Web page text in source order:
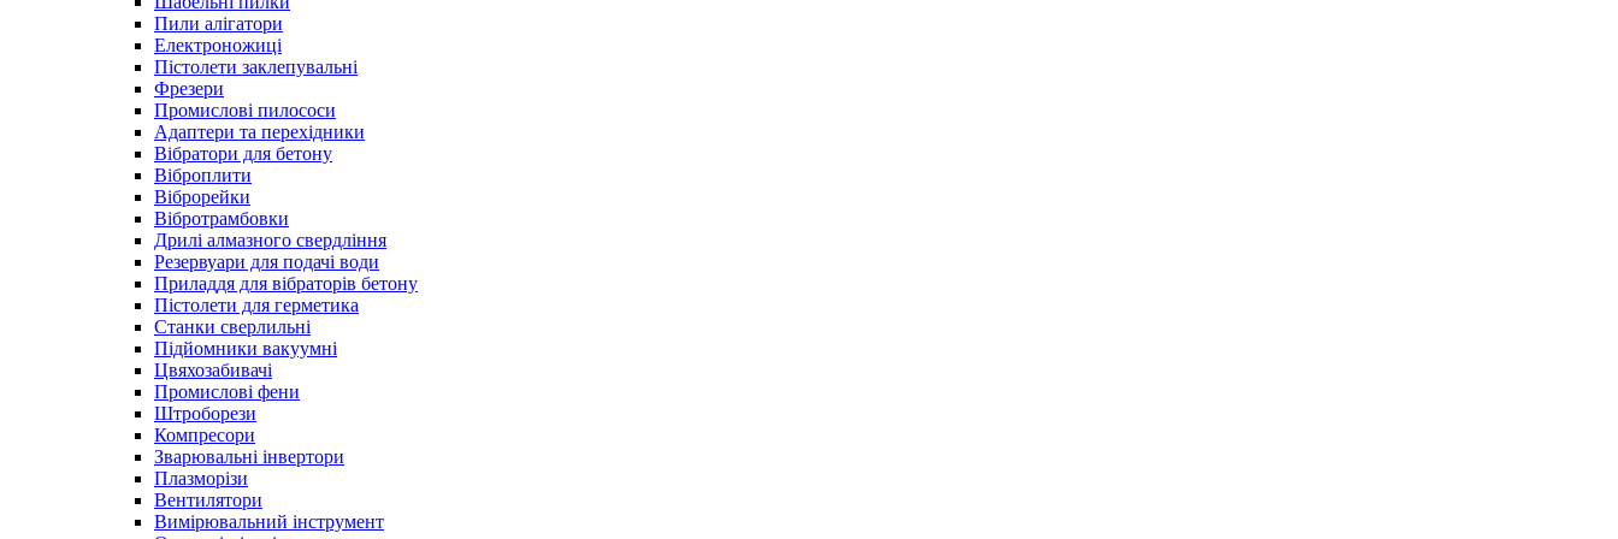
Пили алігатори
Електроножиці
Пістолети заклепувальні
Фрезери
Промислові пилососи
Адаптери та перехідники
Вібратори для бетону
Віброплити
Віброрейки
Вібротрамбовки
Дрилі алмазного свердління
Резервуари для подачі води
Приладдя для вібраторів бетону
Пістолети для герметика
Станки сверлильні
Підйомники вакуумні
Цвяхозабивачі
Промислові фени
Штроборези
Компресори
Зварювальні інвертори
Плазморізи
Вентилятори
Вимірювальний інструмент